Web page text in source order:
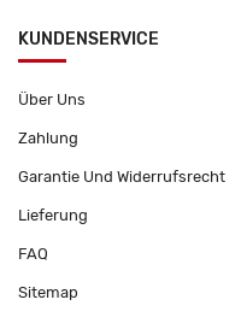
KUNDENSERVICE
Über Uns
Zahlung
Garantie Und Widerrufsrecht
Lieferung
FAQ
Sitemap